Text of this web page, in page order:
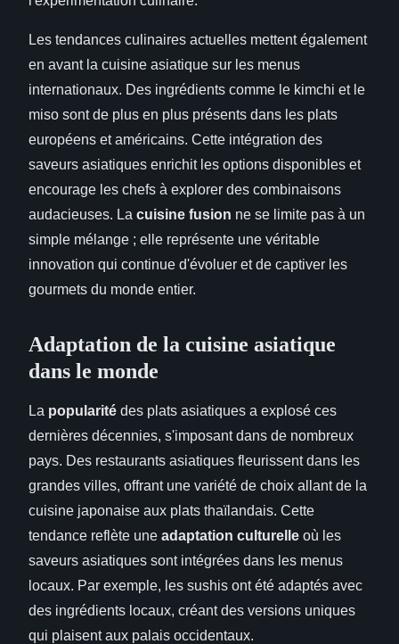
Les tendances culinaires actuelles mettent également
en avant la cuisine asiatique sur les menus
internationaux. Des ingrédients comme le kimchi et le
miso sont de plus en plus présents dans les plats
européens et américains. Cette intégration des
saveurs asiatiques enrichit les options disponibles et
encourage les chefs à explorer des combinaisons
audacieuses. La cuisine fusion ne se limite pas à un
simple mélange ; elle représente une véritable
innovation qui continue d'évoluer et de captiver les
gourmets du monde entier.
Adaptation de la cuisine asiatique
dans le monde
La popularité des plats asiatiques a explosé ces
dernières décennies, s'imposant dans de nombreux
pays. Des restaurants asiatiques fleurissent dans les
grandes villes, offrant une variété de choix allant de la
cuisine japonaise aux plats thaïlandais. Cette
tendance reflète une adaptation culturelle où les
saveurs asiatiques sont intégrées dans les menus
locaux. Par exemple, les sushis ont été adaptés avec
des ingrédients locaux, créant des versions uniques
qui plaisent aux palais occidentaux.